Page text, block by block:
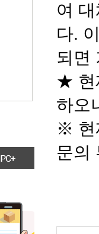
여
다.
되면
★ 현
하오
※ 현
문의